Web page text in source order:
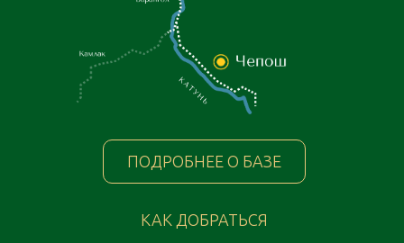
ПОДРОБНЕЕ О БАЗЕ
КАК ДОБРАТЬСЯ